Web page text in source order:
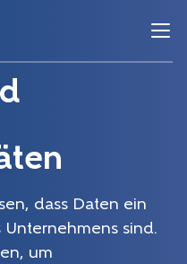
dass Daten ein
sind.
um